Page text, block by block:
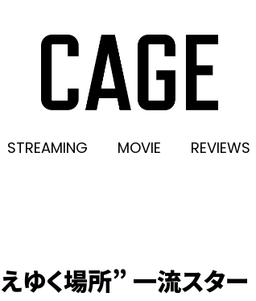
STREAMING MOVIE REVIEWS
ゆく場所” 一流スター